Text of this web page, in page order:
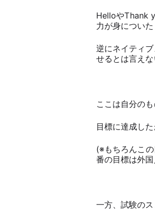
HelloやThank
力が身についた
逆にネイティ
せるとは言えな
ここは自分の
目標に達成し
(※もちろんこ
番の目標は外
一方、試験の